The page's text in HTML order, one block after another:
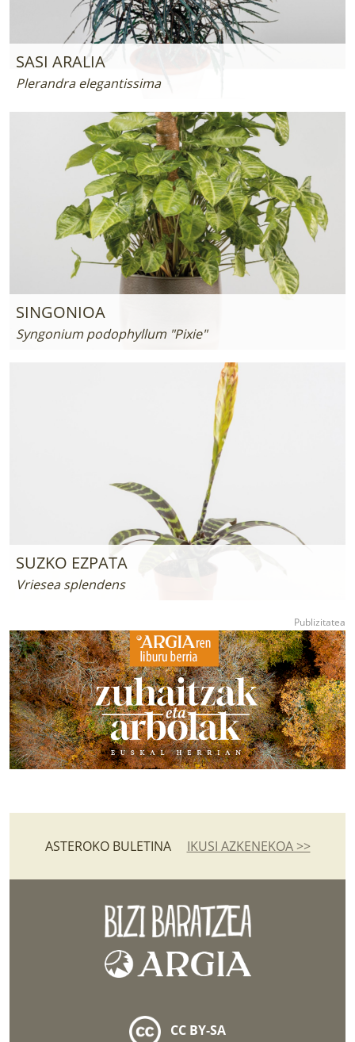
SASI ARALIA
Plerandra elegantissima
SINGONIOA
Syngonium podophyllum "Pixie"
SUZKO EZPATA
Vriesea splendens
ASTEROKO BULETINA IKUSI AZKENEKOA >>
CC BY-SA